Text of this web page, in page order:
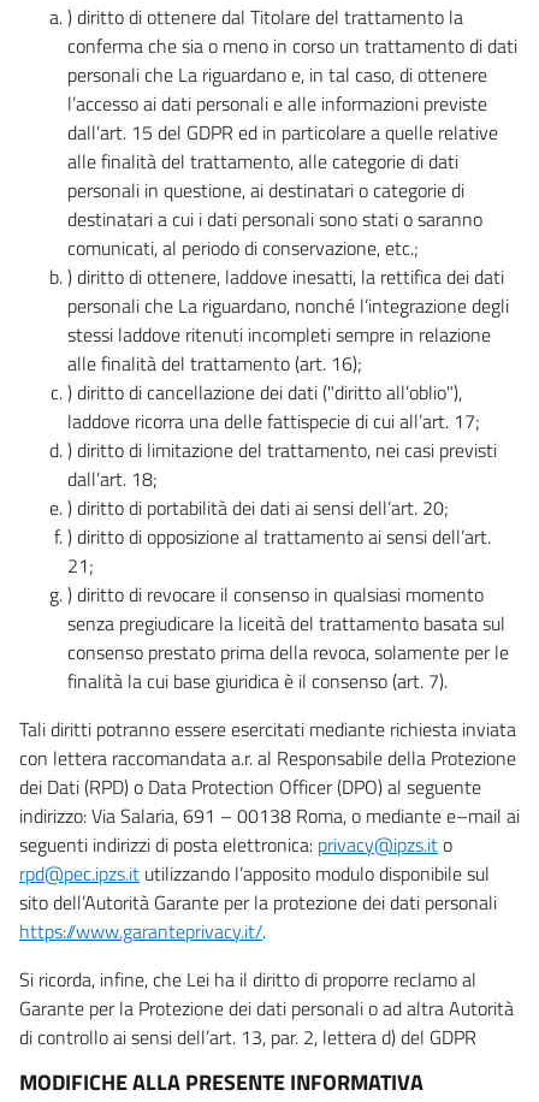
) diritto di ottenere dal Titolare del trattamento la
conferma che sia o meno in corso un trattamento di dati
personali che La riguardano e, in tal caso, di ottenere
l’accesso ai dati personali e alle informazioni previste
dall’art. 15 del GDPR ed in particolare a quelle relative
alle finalità del trattamento, alle categorie di dati
personali in questione, ai destinatari o categorie di
destinatari a cui i dati personali sono stati o saranno
comunicati, al periodo di conservazione, etc.;
) diritto di ottenere, laddove inesatti, la rettifica dei dati
personali che La riguardano, nonché l’integrazione degli
stessi laddove ritenuti incompleti sempre in relazione
alle finalità del trattamento (art. 16);
) diritto di cancellazione dei dati ("diritto all’oblio"),
laddove ricorra una delle fattispecie di cui all’art. 17;
) diritto di limitazione del trattamento, nei casi previsti
dall’art. 18;
) diritto di portabilità dei dati ai sensi dell’art. 20;
) diritto di opposizione al trattamento ai sensi dell’art.
21;
) diritto di revocare il consenso in qualsiasi momento
senza pregiudicare la liceità del trattamento basata sul
consenso prestato prima della revoca, solamente per le
finalità la cui base giuridica è il consenso (art. 7).
Tali diritti potranno essere esercitati mediante richiesta inviata
con lettera raccomandata a.r. al Responsabile della Protezione
dei Dati (RPD) o Data Protection Officer (DPO) al seguente
indirizzo: Via Salaria, 691 – 00138 Roma, o mediante e–mail ai
seguenti indirizzi di posta elettronica: privacy@ipzs.ito
rpd@pec.ipzs.it utilizzando l’apposito modulo disponibile sul
sito dell’Autorità Garante per la protezione dei dati personali
https://www.garanteprivacy.it/.
Si ricorda, infine, che Lei ha il diritto di proporre reclamo al
Garante per la Protezione dei dati personali o ad altra Autorità
di controllo ai sensi dell’art. 13, par. 2, lettera d) del GDPR
MODIFICHE ALLA PRESENTE INFORMATIVA